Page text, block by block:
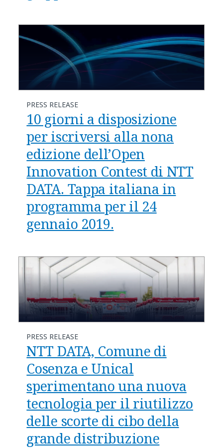
PRESS RELEASE
10 giorni a disposizione
per iscriversi alla nona
edizione dell’Open
Innovation Contest di NTT
DATA. Tappa italiana in
programma per il 24
gennaio 2019.
PRESS RELEASE
NTT DATA, Comune di
Cosenza e Unical
sperimentano una nuova
tecnologia per il riutilizzo
delle scorte di cibo della
grande distribuzione